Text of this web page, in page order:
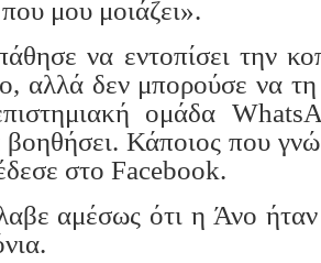
μου μοιάζει».
να εντοπίσει την
αλλά δεν μπορούσε να
ομάδα
Κάποιος που
στο Facebook.
αμέσως ότι η Άνο ήταν